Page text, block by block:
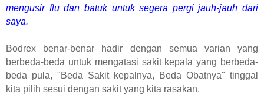
mengusir flu dan batuk untuk segera pergi jauh-jauh dari
saya.
Bodrex benar-benar hadir dengan semua varian yang
berbeda-beda untuk mengatasi sakit kepala yang berbeda-
beda pula, "Beda Sakit kepalnya, Beda Obatnya" tinggal
kita pilih sesui dengan sakit yang kita rasakan.